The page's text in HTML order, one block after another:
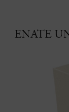
ENATE